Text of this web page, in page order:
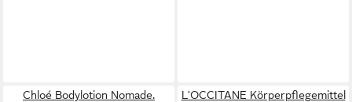
Chloé Bodylotion Nomade.
L'OCCITANE Körperpflegemittel